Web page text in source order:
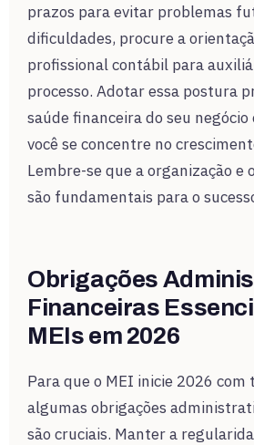
prazos para evitar problemas
dificuldades, procure a
profissional contábil para
processo. Adotar essa postura
saúde financeira do seu
você se concentre no
Lembre-se que a organização e
são fundamentais para o
Obrigações
Financeiras
MEIs em 2026
Para que o MEI inicie 2026 com
algumas obrigações
são cruciais. Manter a